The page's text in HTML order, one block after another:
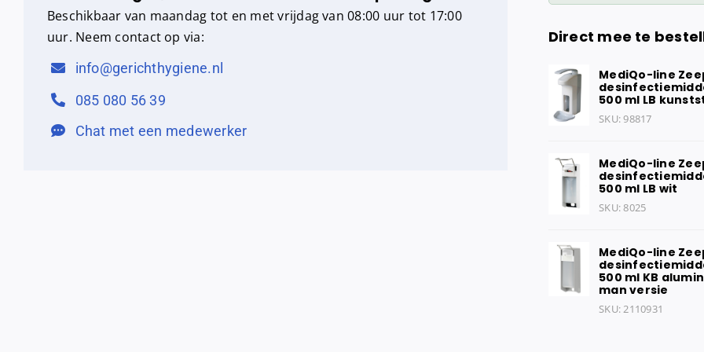
Beschikbaar van maandag tot en met vrijdag van 08:00 uur tot 17:00
uur. Neem contact op via:
info@gerichthygiene.nl
085 080 56 39
Chat met een medewerker
Direct mee te
MediQo-line
500 ml LB
SKU:98817
MediQo-line
500 ml LB wit
SKU:8025
MediQo-line
500 ml KB
man versie
SKU:2110931